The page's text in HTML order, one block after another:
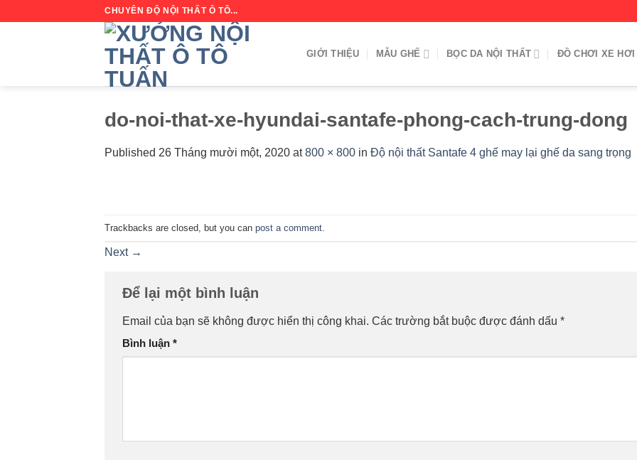
CHUYÊN ĐỘ NỘI THẤT Ô TÔ...
GIỚI THIỆU MẪU GHẾ BỌC DA NỘI THẤT ĐỒ CHƠI XE HƠI
do-noi-that-xe-hyundai-santafe-phong-cach-trung-dong
Published 26 Tháng mười một, 2020 at800 × 800 in Độ nội thất Santafe 4 ghế may lại ghế da sang trọng
Trackbacks are closed, but you can post a comment.
Next →
Để lại một bình luận
Email của bạn sẽ không được hiển thị công khai. Các trường bắt buộc được đánh dấu *
Bình luận *